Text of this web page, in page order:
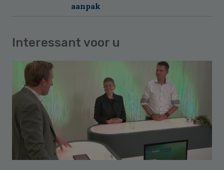
aanpak
Interessant voor u